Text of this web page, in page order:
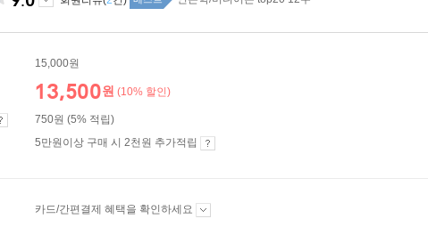
15,000원
13,500원 (10% 할인)
750원 (5% 적립)
5만원이상 구매 시 2천원 추가적립
카드/간편결제 혜택을 확인하세요